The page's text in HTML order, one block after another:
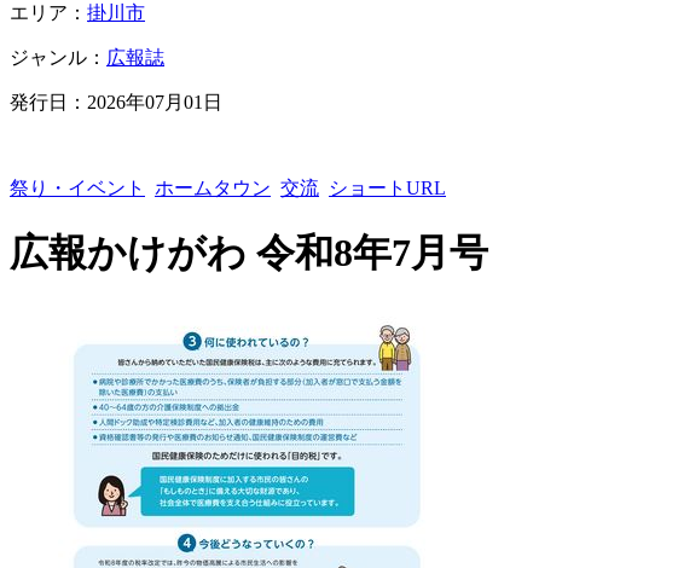
エリア： 掛川市
ジャンル： 広報誌
発行日： 2026年07月01日
祭り・イベント ホームタウン 交流 ショートURL
広報かけがわ 令和8年7月号